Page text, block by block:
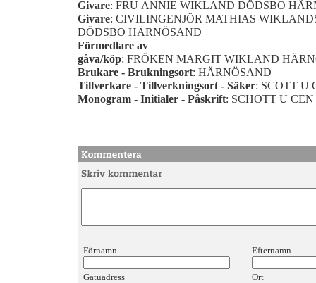
Givare: FRU ANNIE WIKLAND DÖDSBO
Givare: CIVILINGENJÖR MATHIAS
DÖDSBO HÄRNÖSAND
Förmedlare av
gåva/köp: FRÖKEN MARGIT WIKLAND
Brukare - Brukningsort: HÄRNÖSAND
Tillverkare - Tillverkningsort - Säker: SCOTT U
Monogram - Initialer - Påskrift: SCHOTT U
Förnamn Efternamn
Gatuadress Ort